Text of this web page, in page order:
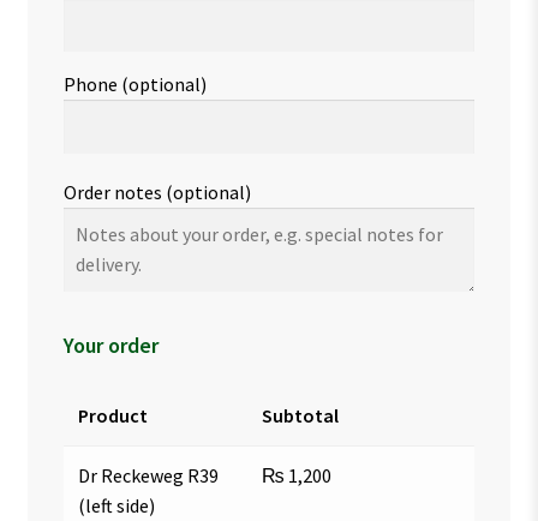
Phone (optional)
Order notes (optional)
Your order
Product Subtotal
Dr Reckeweg R39
(left side)
₨ 1,200